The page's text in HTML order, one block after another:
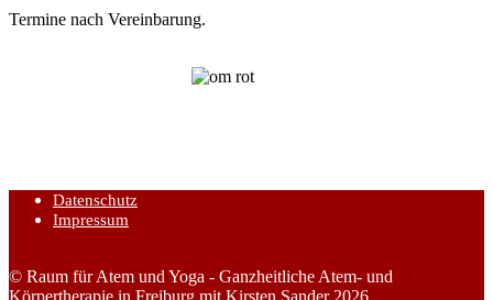
Termine nach Vereinbarung.
Datenschutz
Impressum
© Raum für Atem und Yoga - Ganzheitliche Atem- und